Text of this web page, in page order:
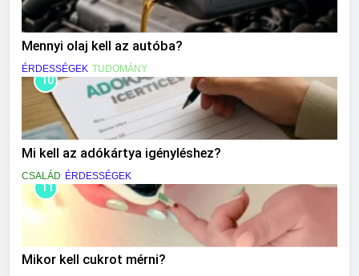
Mennyi olaj kell az autóba?
ÉRDESSÉGEK TUDOMÁNY
10
Mi kell az adókártya igényléshez?
CSALÁD ÉRDESSÉGEK
11
Mikor kell cukrot mérni?